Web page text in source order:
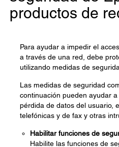
productos de
Para ayudar a impedir el
a través de una red, debe
utilizando medidas de
Las medidas de seguridad
continuación pueden ayudar
pérdida de datos del usuario,
telefónicas y de fax y otras
Habilitar funciones de
Habilite las funciones de